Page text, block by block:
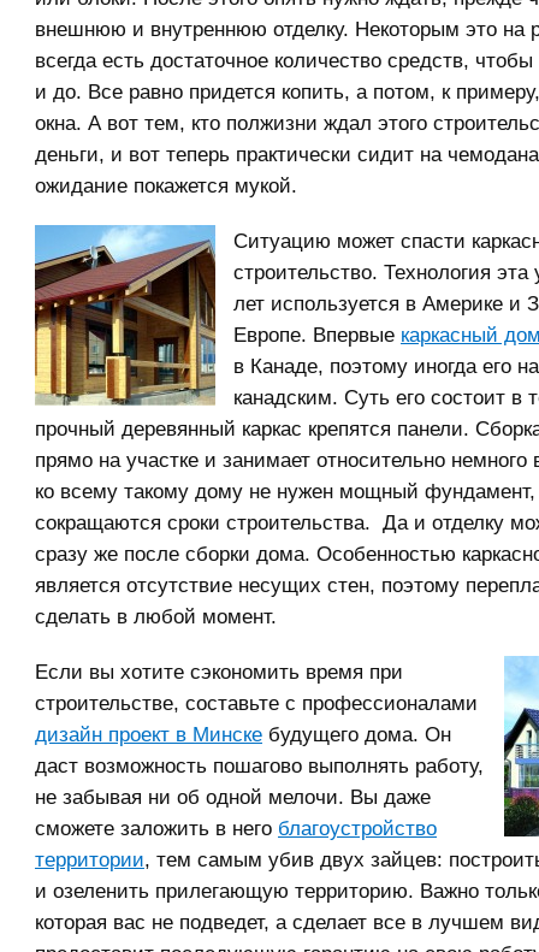
внешнюю и внутреннюю отделку. Некоторым это на
всегда есть достаточное количество средств,
и до. Все равно придется копить, а потом, к
окна. А вот тем, кто полжизни ждал этого
деньги, и вот теперь практически сидит на
ожидание покажется мукой.
Ситуацию может спасти
строительство. Технология
лет используется в Америке и
Европе. Впервые каркасный
в Канаде, поэтому иногда его
канадским. Суть его состоит в
прочный деревянный каркас крепятся панели.
прямо на участке и занимает относительно
ко всему такому дому не нужен мощный
сокращаются сроки строительства. Да и отделку
сразу же после сборки дома. Особенностью
является отсутствие несущих стен, поэтому
сделать в любой момент.
Если вы хотите сэкономить время при
строительстве, составьте с профессионалами
дизайн проект в Минске будущего дома. Он
даст возможность пошагово выполнять работу,
не забывая ни об одной мелочи. Вы даже
сможете заложить в него благоустройство
территории, тем самым убив двух зайцев:
и озеленить прилегающую территорию. Важно
которая вас не подведет, а сделает все в лучшем